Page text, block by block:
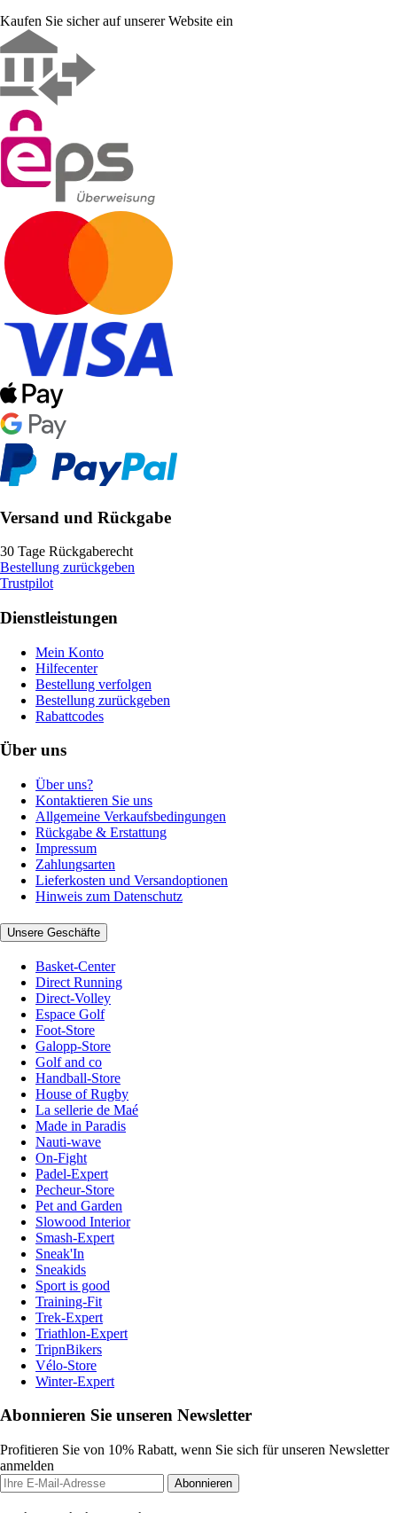
Kaufen Sie sicher auf unserer Website ein
Versand und Rückgabe
30 Tage Rückgaberecht
Bestellung zurückgeben
Trustpilot
Dienstleistungen
Mein Konto
Hilfecenter
Bestellung verfolgen
Bestellung zurückgeben
Rabattcodes
Über uns
Über uns?
Kontaktieren Sie uns
Allgemeine Verkaufsbedingungen
Rückgabe & Erstattung
Impressum
Zahlungsarten
Lieferkosten und Versandoptionen
Hinweis zum Datenschutz
Unsere Geschäfte
Basket-Center
Direct Running
Direct-Volley
Espace Golf
Foot-Store
Galopp-Store
Golf and co
Handball-Store
House of Rugby
La sellerie de Maé
Made in Paradis
Nauti-wave
On-Fight
Padel-Expert
Pecheur-Store
Pet and Garden
Slowood Interior
Smash-Expert
Sneak'In
Sneakids
Sport is good
Training-Fit
Trek-Expert
Triathlon-Expert
TripnBikers
Vélo-Store
Winter-Expert
Abonnieren Sie unseren Newsletter
Profitieren Sie von 10% Rabatt, wenn Sie sich für unseren Newsletter
anmelden
Abonnieren